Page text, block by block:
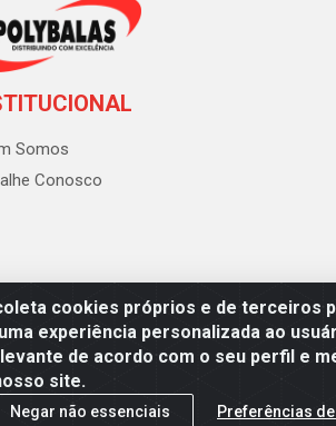
cookies próprios e de terceiros
experiência personalizada ao
de acordo com o seu perfil e
site.
Negar não essenciais Preferências
Somos
Conosco
Polybalas - Rua João Miguel